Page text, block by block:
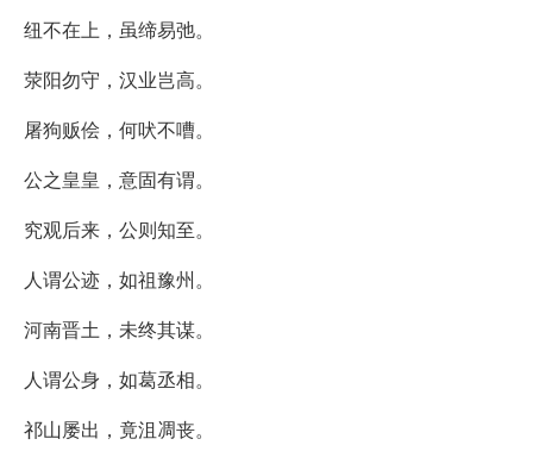
纽不在上，虽缔易弛。
荥阳勿守，汉业岂高。
屠狗贩侩，何吠不嘈。
公之皇皇，意固有谓。
究观后来，公则知至。
人谓公迹，如祖豫州。
河南晋土，未终其谋。
人谓公身，如葛丞相。
祁山屡出，竟沮凋丧。